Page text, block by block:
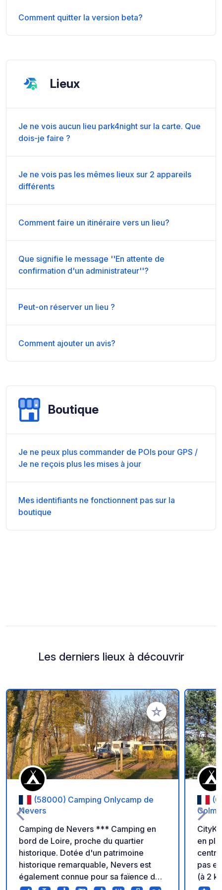
Comment quitter la version beta?
Lieux
Je ne vois aucun lieu park4night sur la carte. Que
dois-je faire ?
Je ne vois pas les mêmes lieux sur 2 appareils
différents
Comment faire un itinéraire vers un lieu?
Que signifie le message ''En attente de
confirmation d'un administrateur''?
Peut-on réserver un lieu ?
Comment ajouter un avis?
Boutique
Je ne peux plus commander de POIs pour GPS /
Je ne reçois plus les mises à jour
Mes identifiants ne fonctionnent pas sur la
boutique
Les derniers lieux à découvrir
Ajouter à vos
(58000) Camping Onlycamp de
Nevers
Camping de Nevers *** Camping en
bord de Loire, proche du quartier
historique. Dotée d'un patrimoine
historique remarquable, Nevers est
également connue pour sa faïence de
en
pas
(à 2